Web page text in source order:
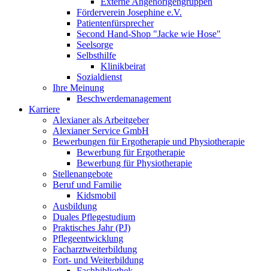
Förderverein Josephine e.V.
Patientenfürsprecher
Second Hand-Shop "Jacke wie Hose"
Seelsorge
Selbsthilfe
Klinikbeirat
Sozialdienst
Ihre Meinung
Beschwerdemanagement
Karriere
Alexianer als Arbeitgeber
Alexianer Service GmbH
Bewerbungen für Ergotherapie und Physiotherapie
Bewerbung für Ergotherapie
Bewerbung für Physiotherapie
Stellenangebote
Beruf und Familie
Kidsmobil
Ausbildung
Duales Pflegestudium
Praktisches Jahr (PJ)
Pflegeentwicklung
Facharztweiterbildung
Fort- und Weiterbildung